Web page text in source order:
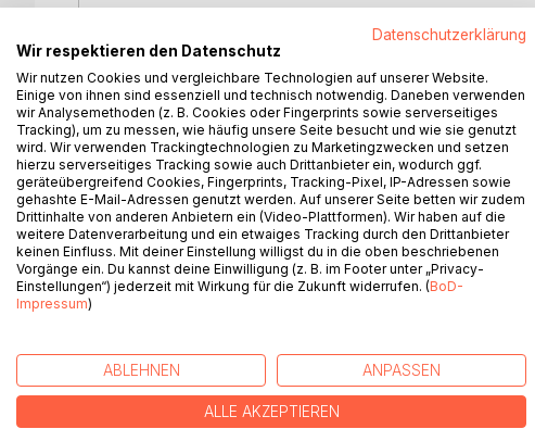
Wir begegnen in diesem Buch Menschen in
im Transit, verlieren ihr Handy, sorgen für Sauberkeit,
KollegInnen, Freundschaft, träumen von der Zukunft,
Unterwegssein bringt Abstand. Und Abstand schafft
aufbricht, was wird dann mit dem alten Leben?
Kleine und größere Störungen und Verluste, wahrhafte
Ausgänge und Eingänge. Wenn etwas in Bewegung
Menschen gehen hindurch, sie kommen sich näher.
WEITERE TITEL BEIBoD
Datenschutzerklärung
Wir respektieren den Datenschutz
Wir nutzen Cookies und vergleichbare Technologien auf unserer Website.
Einige von ihnen sind essenziell und technisch notwendig. Daneben verwenden
wir Analysemethoden (z. B. Cookies oder Fingerprints sowie serverseitiges
Tracking), um zu messen, wie häufig unsere Seite besucht und wie sie genutzt
wird. Wir verwenden Trackingtechnologien zu Marketingzwecken und setzen
hierzu serverseitiges Tracking sowie auch Drittanbieter ein, wodurch ggf.
geräteübergreifend Cookies, Fingerprints, Tracking-Pixel, IP-Adressen sowie
gehashte E-Mail-Adressen genutzt werden. Auf unserer Seite betten wir zudem
Drittinhalte von anderen Anbietern ein (Video-Plattformen). Wir haben auf die
weitere Datenverarbeitung und ein etwaiges Tracking durch den Drittanbieter
keinen Einfluss. Mit deiner Einstellung willigst du in die oben beschriebenen
Vorgänge ein. Du kannst deine Einwilligung (z. B. im Footer unter „Privacy-
Einstellungen“) jederzeit mit Wirkung für die Zukunft widerrufen. (BoD-
Impressum)
ABLEHNEN ANPASSEN
ALLE AKZEPTIEREN